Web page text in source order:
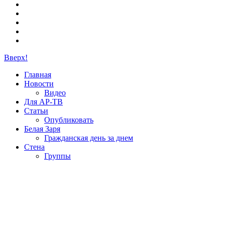
Вверх!
Главная
Новости
Видео
Для АР-ТВ
Статьи
Опубликовать
Белая Заря
Гражданская день за днем
Стена
Группы